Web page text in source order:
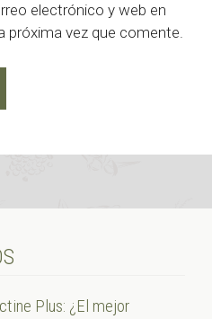
electrónico y web en
próxima vez que comente.
Plus: ¿El mejor